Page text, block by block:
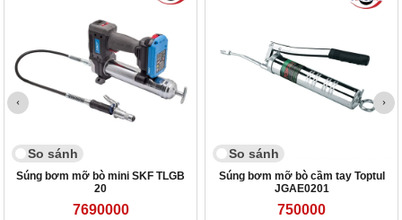
So sánh
Súng bơm mỡ bò mini SKF TLGB
20
7690000
So sánh
Súng bơm mỡ bò cầm tay Toptul
JGAE0201
750000